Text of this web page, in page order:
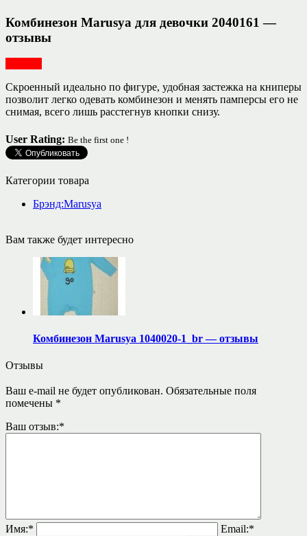
Комбинезон Marusya для девочки 2040161 —
отзывы
Скроенный идеально по фигуре, удобная застежка на книперы
позволит легко одевать комбинезон и менять памперсы его не
снимая, всего лишь расстегнув кнопки снизу.
User Rating: Be the first one !
Категории товара
Брэнд:Marusya
Вам также будет интересно
Комбинезон Marusya 1040020-1_br — отзывы
Отзывы
Ваш e-mail не будет опубликован. Обязательные поля
помечены *
Ваш отзыв:*
Имя:* Email:*